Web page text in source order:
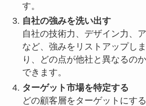
す。
自社の強みを洗い出す
自社の技術力、デザイン力、
など、強みをリストアップし
り、どの点が他社と異なるの
できます。
ターゲット市場を特定する
どの顧客層をターゲットにす